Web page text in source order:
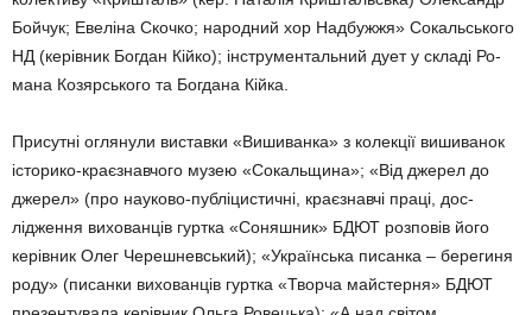
Бойчук; Евеліна Скочко; народний хор Надбужжя» Со­кальського
НД (керівник Богдан Кійко); інструментальний дует у складі Ро­
мана Козярського та Богдана Кійка.
Присутні оглянули виставки «Виши­ванка» з колекції вишиванок
історико-краєзнавчого музею «Сокальщина»; «Від джерел до
джерел» (про науково-публіцистичні, краєзнавчі праці, дос­
лідження вихованців гуртка «Соняш­ник» БДЮТ розповів його
керівник Олег Черешневський); «Українська пи­санка – берегиня
роду» (писанки вихо­ванців гуртка «Творча майстерня» БДЮТ